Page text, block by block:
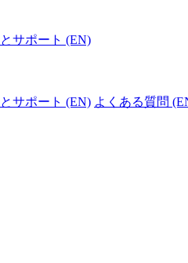
サポート (EN)
サポート (EN) よくある質問